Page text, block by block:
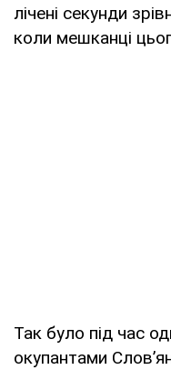
лічені секунди
коли мешканці
Так було під час
окупантами